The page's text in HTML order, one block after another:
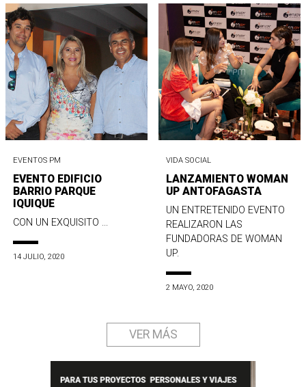
EVENTOS PM
EVENTO EDIFICIO
BARRIO PARQUE
IQUIQUE
CON UN EXQUISITO ...
14 JULIO, 2020
VIDA SOCIAL
LANZAMIENTO WOMAN
UP ANTOFAGASTA
UN ENTRETENIDO EVENTO
REALIZARON LAS
FUNDADORAS DE WOMAN
UP.
2 MAYO, 2020
VER MÁS